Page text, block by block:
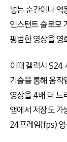
넣는 순간이나 역
인스턴트 슬로모
평범한 영상을 영
이때 갤럭시 S24
기술을 통해 움직
영상을 4배 더 느
앱에서 저장도 가
24프레임(fps) 영